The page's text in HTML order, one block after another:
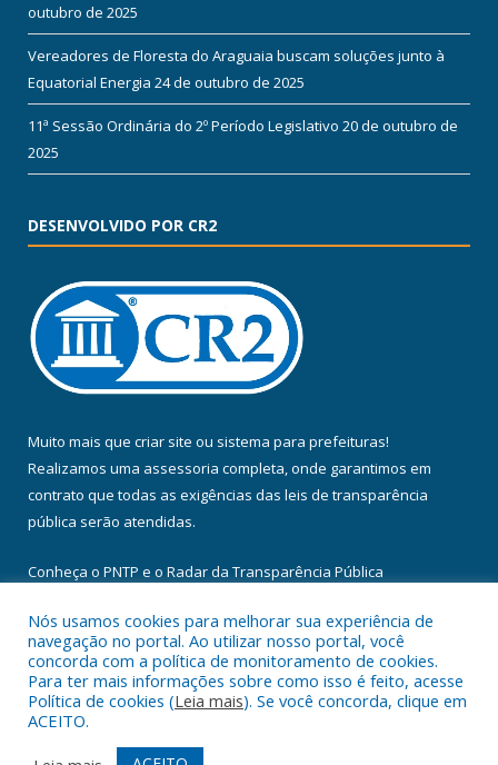
outubro de 2025
Vereadores de Floresta do Araguaia buscam soluções junto à
Equatorial Energia 24 de outubro de 2025
11ª Sessão Ordinária do 2º Período Legislativo 20 de outubro de
2025
DESENVOLVIDO POR CR2
Muito mais que criar site ou sistema para prefeituras!
Realizamos uma assessoria completa, onde garantimos em
contrato que todas as exigências das leis de transparência
pública serão atendidas.
Conheça o PNTP e o Radar da Transparência Pública
Todos os direitos reservados a Câmara Municipal de Floresta do
Araguaia.
Nós usamos cookies para melhorar sua experiência de
navegação no portal. Ao utilizar nosso portal, você
concorda com a política de monitoramento de cookies.
Para ter mais informações sobre como isso é feito, acesse
Política de cookies (Leia mais). Se você concorda, clique em
ACEITO.